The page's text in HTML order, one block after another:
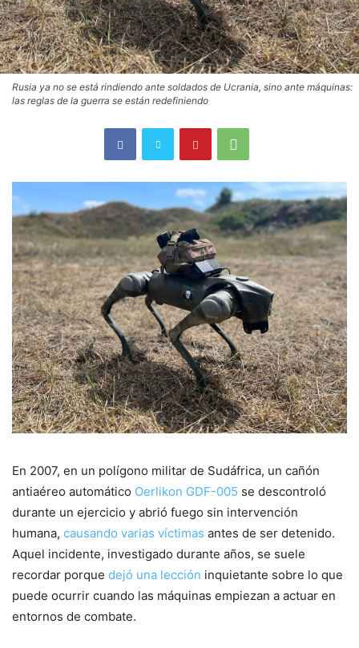
Rusia ya no se está rindiendo ante soldados de Ucrania, sino ante máquinas:
las reglas de la guerra se están redefiniendo
En 2007, en un polígono militar de Sudáfrica, un cañón
antiaéreo automático Oerlikon GDF-005 se descontroló
durante un ejercicio y abrió fuego sin intervención
humana, causando varias víctimas antes de ser detenido.
Aquel incidente, investigado durante años, se suele
recordar porque dejó una lección inquietante sobre lo que
puede ocurrir cuando las máquinas empiezan a actuar en
entornos de combate.